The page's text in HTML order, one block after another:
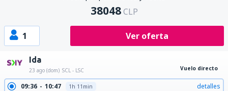
38048 CLP
1 Ver oferta
Ida
23 ago (dom) SCL - LSC Vuelo directo
09:36 10:47 1h 11min detalles